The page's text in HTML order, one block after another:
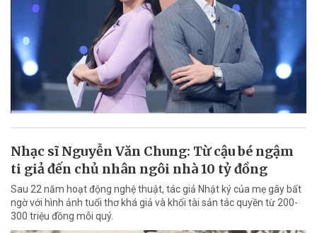
Nhạc sĩ Nguyễn Văn Chung: Từ cậu bé ngậm
ti giả đến chủ nhân ngôi nhà 10 tỷ đồng
Sau 22 năm hoạt động nghệ thuật, tác giả Nhật ký của mẹ gây bất
ngờ với hình ảnh tuổi thơ khá giả và khối tài sản tác quyền từ 200-
300 triệu đồng mỗi quý.